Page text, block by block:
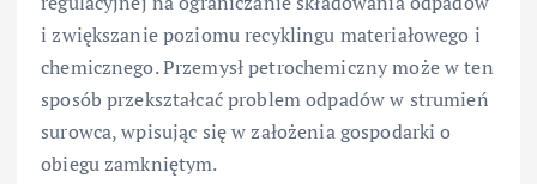
i zwiększanie poziomu recyklingu materiałowego i
chemicznego. Przemysł petrochemiczny może w ten
sposób przekształcać problem odpadów w strumień
surowca, wpisując się w założenia gospodarki o
obiegu zamkniętym.